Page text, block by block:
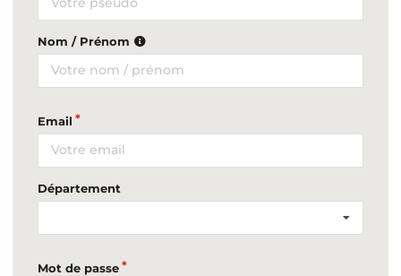
Nom / Prénom
Email
Département
Mot de passe